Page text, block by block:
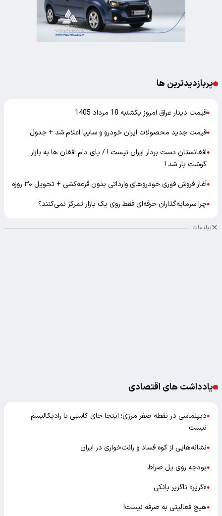
پربازدیدترین ها
●قیمت دینار عراق امروز یکشنبه 18 مرداد 1405
●قیمت جدید محصولات ایران خودرو و سایپا اعلام شد + جدول
●افغانستان دست بردار ایران نیست ! / پای دام افغان ها به بازار
گوشت باز شد !
●آغاز فروش فوری خودروهای وارداتی بدون قرعه‌کشی + تحویل ۳۰ روزه
●چرا سرمایه‌گذاران حرفه‌ای فقط روی یک بازار تمرکز نمی‌کنند؟
تبلیغات
یادداشت های اقتصادی
●دیپلماسی در نقطه صفر مرزی؛ اینجا جای کاسبی با رادیکالیسم
نیست
●نشانه‌هایی از کوه فساد و رانت‌خواری در ایران
●بودجه روی پل صراط
●«گزیر» ناگزیر بانکی
●هیچ فعالیتی به صرفه نیست!